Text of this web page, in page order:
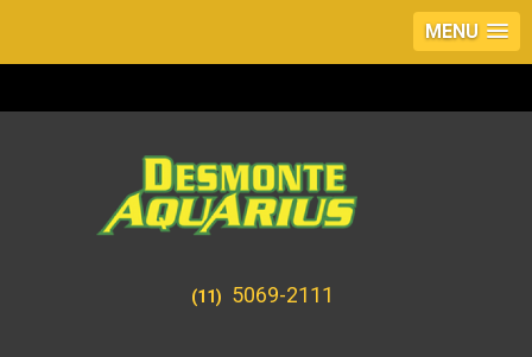
MENU
(11) 5069-2111